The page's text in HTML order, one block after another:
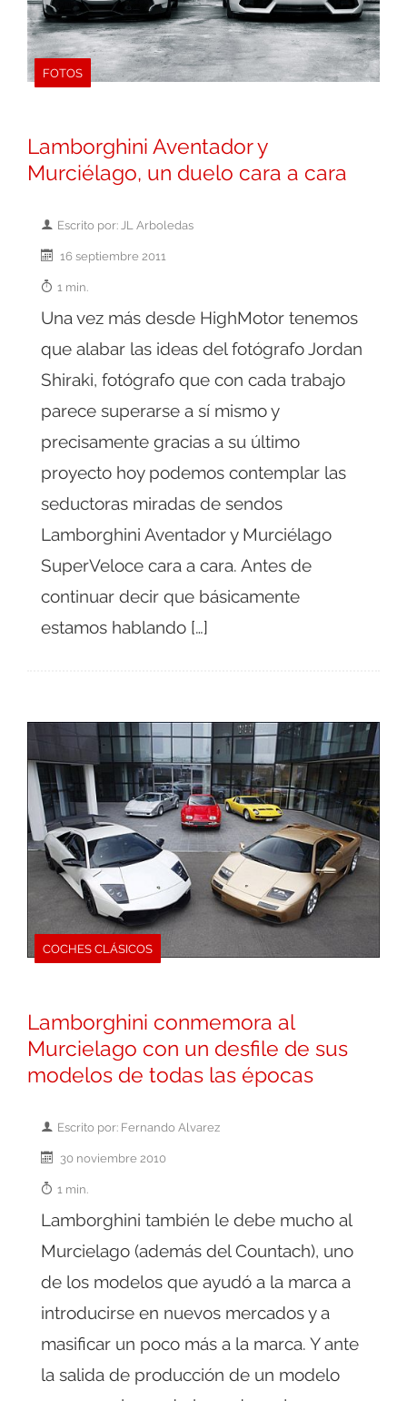
FOTOS
Lamborghini Aventador y
Murciélago, un duelo cara a cara
Escrito por: JL Arboledas
16 septiembre 2011
1 min.
Una vez más desde HighMotor tenemos
que alabar las ideas del fotógrafo Jordan
Shiraki, fotógrafo que con cada trabajo
parece superarse a sí mismo y
precisamente gracias a su último
proyecto hoy podemos contemplar las
seductoras miradas de sendos
Lamborghini Aventador y Murciélago
SuperVeloce cara a cara. Antes de
continuar decir que básicamente
estamos hablando […]
COCHES CLÁSICOS
Lamborghini conmemora al
Murcielago con un desfile de sus
modelos de todas las épocas
Escrito por: Fernando Alvarez
30 noviembre 2010
1 min.
Lamborghini también le debe mucho al
Murcielago (además del Countach), uno
de los modelos que ayudó a la marca a
introducirse en nuevos mercados y a
masificar un poco más a la marca. Y ante
la salida de producción de un modelo